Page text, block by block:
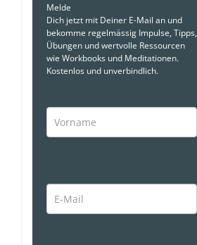
Melde
Dich jetzt mit Deiner E-Mail an und
bekomme regelmässig Impulse, Tipps,
Übungen und wertvolle Ressourcen
wie Workbooks und Meditationen.
Kostenlos und unverbindlich.